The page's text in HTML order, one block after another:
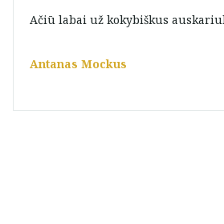
Ačiū labai už kokybiškus
Antanas Mockus